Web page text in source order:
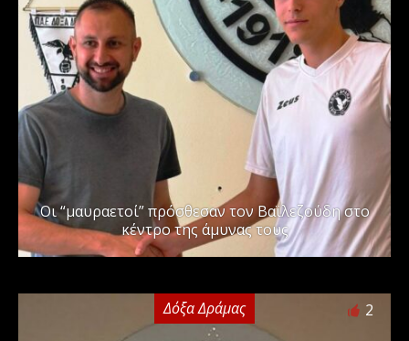
Οι “μαυραετοί” πρόσθεσαν τον Βαϊλεζούδη στο
κέντρο της άμυνας τους
Δόξα Δράμας 2